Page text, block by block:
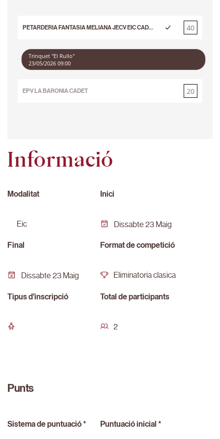
PETARDERIA FANTASIA MELIANA JECV EIC CADET
40
20
EPV LA BARONIA CADET
20
40
Trinquet "El Rullo"
23/05/2026 09:00
Informació
Modalitat
eic
Inici
Dissabte 23 Maig
Final
Dissabte 23 Maig
Format de competició
Eliminatoria clasica
Tipus d'inscripció Total de participants
2
Punts
Sistema de puntuació * Puntuació inicial *